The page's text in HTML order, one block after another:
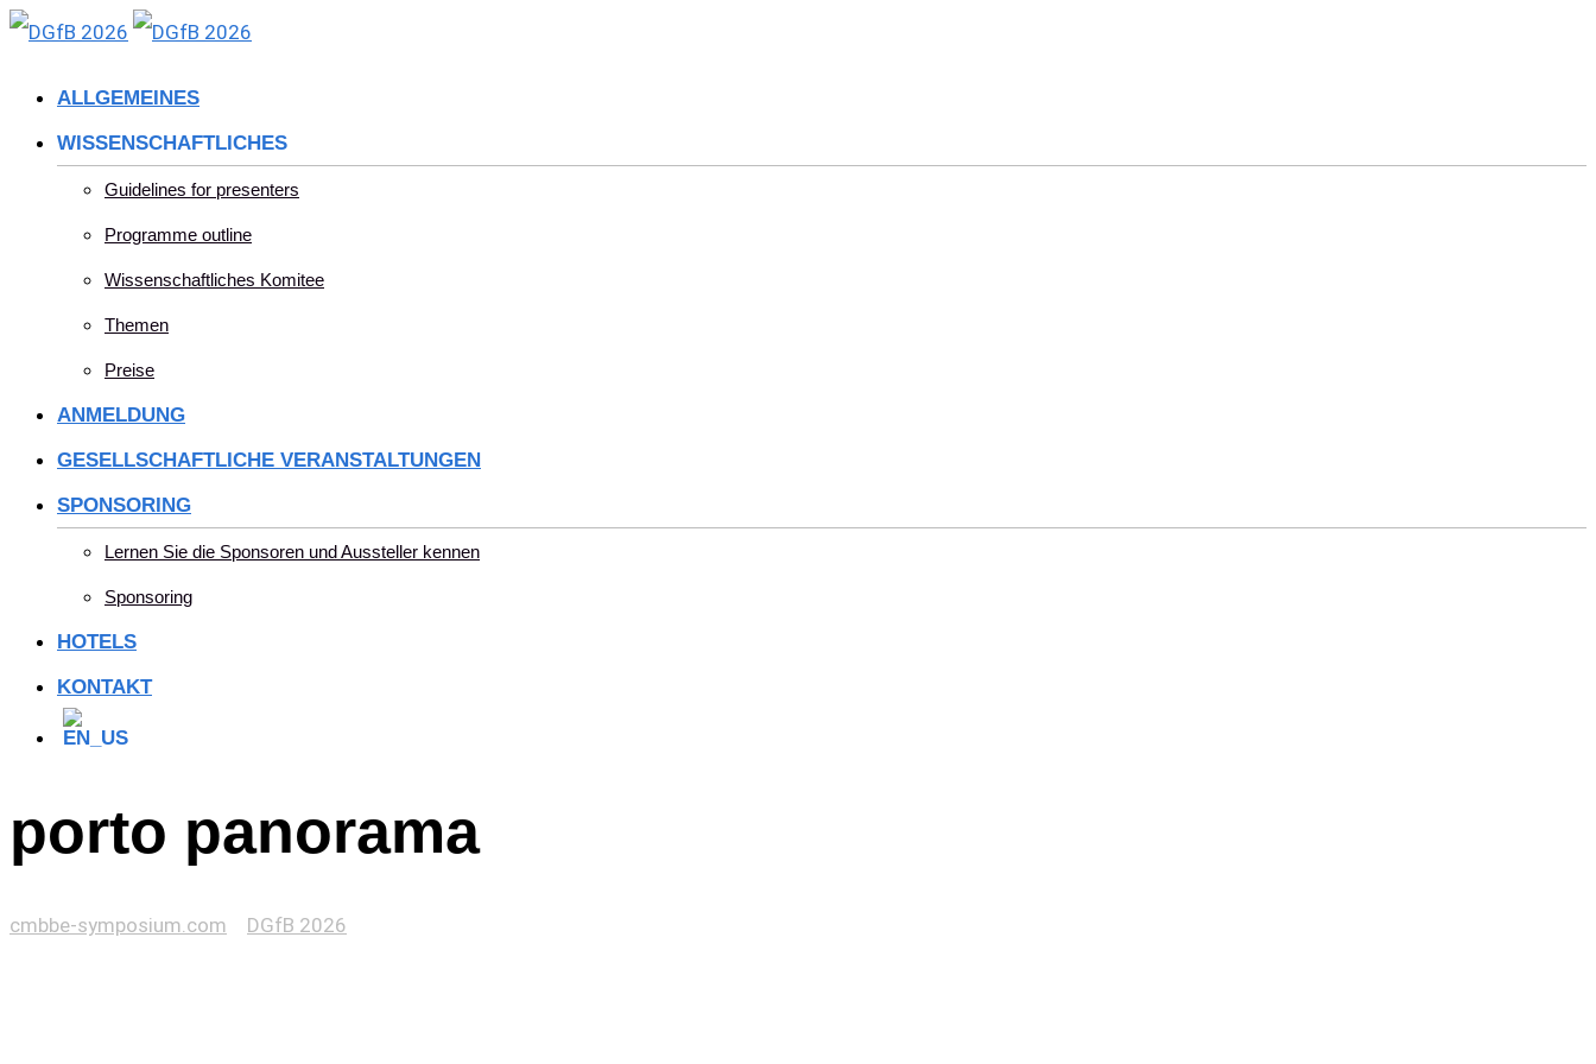
Skip
ALLGEMEINES
WISSENSCHAFTLICHES
Guidelines for presenters
Programme outline
Wissenschaftliches Komitee
Themen
Preise
ANMELDUNG
GESELLSCHAFTLICHE VERANSTALTUNGEN
SPONSORING
Lernen Sie die Sponsoren und Aussteller kennen
Sponsoring
HOTELS
KONTAKT
porto panorama
cmbbe-symposium.com DGfB 2026